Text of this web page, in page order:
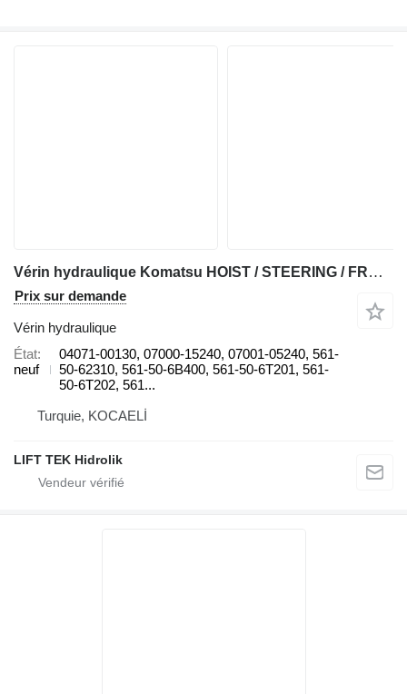
Vérin hydraulique Komatsu HOIST / STEERING / FRONT AND REAR SUSPENSION 04071-00130 pour tombereau rigide Komatsu HD785
Prix sur demande
Vérin hydraulique
État
neuf
04071-00130, 07000-15240, 07001-05240, 561-
50-62310, 561-50-6B400, 561-50-6T201, 561-
50-6T202, 561...
Turquie, KOCAELİ
LIFT TEK Hidrolik